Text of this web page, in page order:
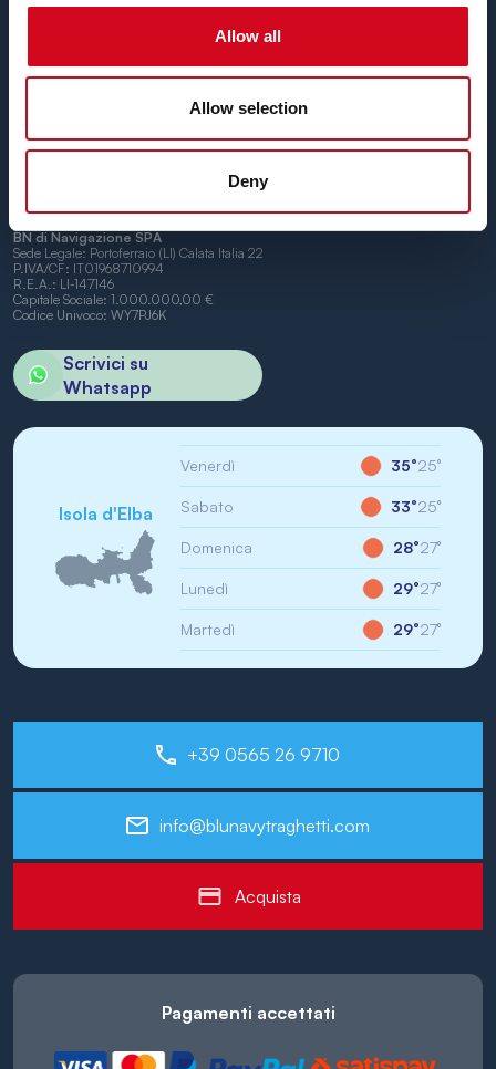
Allow all
Allow selection
Deny
Fino a24 corse giornalieretutto l’anno contariffe
convenienti, orari comodi e navi puntuali
Piombino e Portoferraio.
Non vediamo l’ora di vederti a bordo.
BN di Navigazione SPA
Sede Legale: Portoferraio (LI) Calata Italia 22
P.IVA/CF: IT01968710994
R.E.A.: LI-147146
Capitale Sociale: 1.000.000,00 €
Codice Univoco: WY7PJ6K
Scrivici su
Whatsapp
Isola d'Elba
Venerdì 35°25°
Sabato 33°25°
Domenica 28°27°
Lunedì 29°27°
Martedì 29°27°
+39 0565 26 9710
info@blunavytraghetti.com
Acquista
Pagamenti accettati